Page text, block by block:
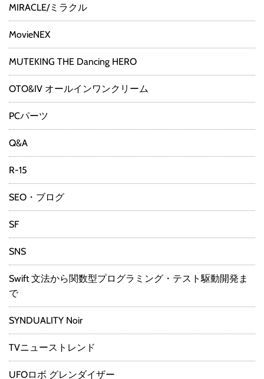
MIRACLE/ミラクル
MovieNEX
MUTEKING THE Dancing HERO
OTO&IV オールインワンクリーム
PCパーツ
Q&A
R-15
SEO・ブログ
SF
SNS
Swift 文法から関数型プログラミング・テスト駆動開発ま
で
SYNDUALITY Noir
TVニューストレンド
UFOロボ グレンダイザー